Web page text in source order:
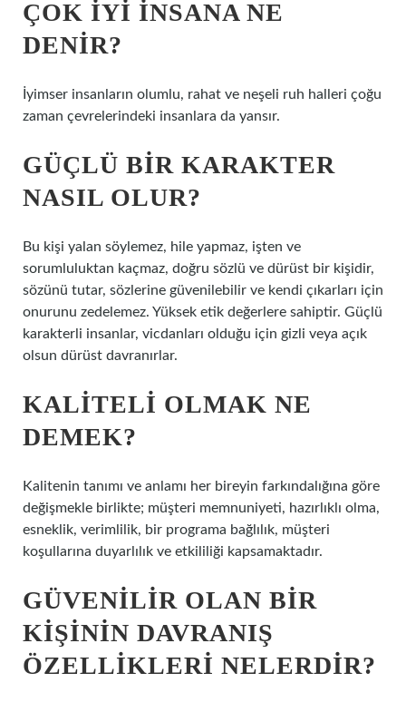
ÇOK IYI INSANA NE
DENIR?
İyimser insanların olumlu, rahat ve neşeli ruh halleri çoğu
zaman çevrelerindeki insanlara da yansır.
GÜÇLÜ BIR KARAKTER
NASIL OLUR?
Bu kişi yalan söylemez, hile yapmaz, işten ve
sorumluluktan kaçmaz, doğru sözlü ve dürüst bir kişidir,
sözünü tutar, sözlerine güvenilebilir ve kendi çıkarları için
onurunu zedelemez. Yüksek etik değerlere sahiptir. Güçlü
karakterli insanlar, vicdanları olduğu için gizli veya açık
olsun dürüst davranırlar.
KALITELI OLMAK NE
DEMEK?
Kalitenin tanımı ve anlamı her bireyin farkındalığına göre
değişmekle birlikte; müşteri memnuniyeti, hazırlıklı olma,
esneklik, verimlilik, bir programa bağlılık, müşteri
koşullarına duyarlılık ve etkililiği kapsamaktadır.
GÜVENILIR OLAN BIR
KIŞININ DAVRANIŞ
ÖZELLIKLERI NELERDIR?